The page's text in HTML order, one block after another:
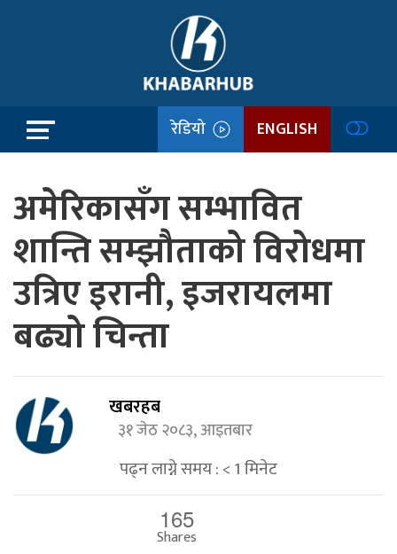
रेडियो ENGLISH
अमेरिकासँग सम्भावित
शान्ति सम्झौताको विरोधमा
उत्रिए इरानी, इजरायलमा
बढ्यो चिन्ता
खबरहब
३१ जेठ २०८३, आइतबार
पढ्न लाग्ने समय :< 1मिनेट
165
Shares